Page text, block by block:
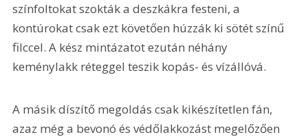
színfoltokat szokták a deszkákra festeni, a
kontúrokat csak ezt követően húzzák ki sötét színű
filccel. A kész mintázatot ezután néhány
keménylakk réteggel teszik kopás- és vízállóvá.
A másik díszítő megoldás csak kikészítetlen fán,
azaz még a bevonó és védőlakkozást megelőzően